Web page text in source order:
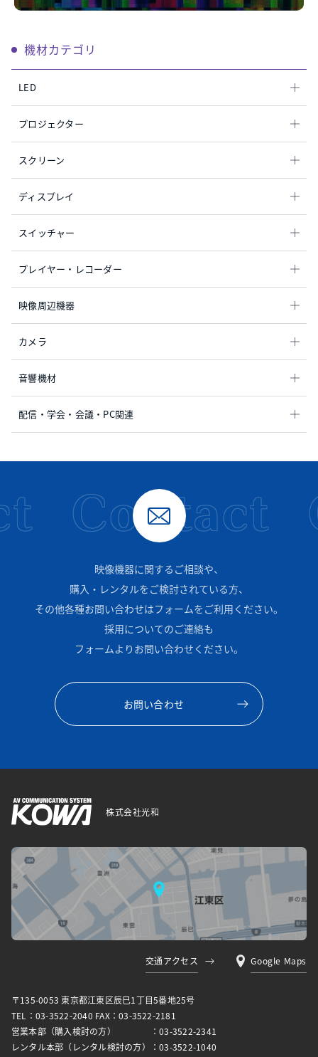
機材カテゴリ
LED
プロジェクター
スクリーン
ディスプレイ
スイッチャー
プレイヤー・レコーダー
映像周辺機器
カメラ
音響機材
配信・学会・会議・PC関連
Contact
映像機器に関するご相談や、
購入・レンタルをご検討されている方、
その他各種お問い合わせはフォームをご利用ください。
採用についてのご連絡も
フォームよりお問い合わせください。
お問い合わせ
株式会社光和
交通アクセス Google Maps
〒135-0053 東京都江東区⾠⺒1丁⽬5番地25号
TEL：03-3522-2040 FAX：03-3522-2181
営業本部（購入検討の方）
：03-3522-2341
レンタル本部（レンタル検討の方）
：03-3522-1040